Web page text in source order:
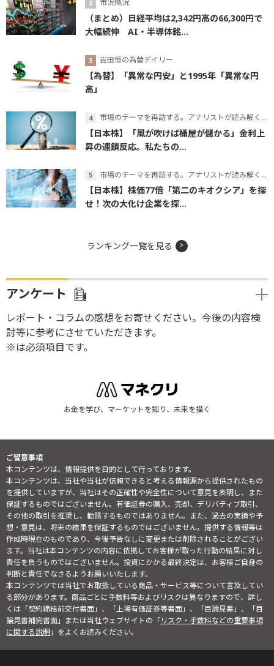
市況概況
（まとめ）日経平均は2,342円高の66,300円で
大幅続伸 AI・半導体銘...
吉田恒の為替デイリー
【為替】「異常な円安」と1995年「異常な円
高」
市場のテーマを再訪する。アナリストが読み解くテーマの本質
【日本株】「風が吹けば桶屋が儲かる」金利上
昇の連鎖反応。私たちの...
市場のテーマを再訪する。アナリストが読み解くテーマの本質
【日本株】株価77倍「第二のキオクシア」を探
せ！次の大化け企業を探...
ランキング一覧を見る
アンケート
レポート・コラムの感想をお寄せください。今後の内容検
討等に参考にさせていただきます。
※は必須項目です。
お金を学び、マーケットを知り、未来を描く
ご留意事項
本コンテンツは、情報提供を目的として行っております。
本コンテンツは、当社や当社が信頼できると考える情報源から提供されたもの
を提供していますが、当社はその正確性や完全性について意見を表明し、また
保証するものではございません。有価証券の購入、売却、デリバティブ取引、
その他の取引を推奨し、勧誘するものではありません。また、過去の実績や予
想・意見は、将来の結果を保証するものではございません。提供する情報等は
作成時現在のものであり、今後予告なしに変更または削除されることがござい
ます。当社は本コンテンツの内容に依拠してお客様が取った行動の結果に対し
責任を負うものではございません。投資にかかる最終決定は、お客様ご自身の
判断と責任でなさるようお願いいたします。
本コンテンツでは当社でお取扱している商品・サービス等について言及してい
る部分があります。商品ごとに手数料等およびリスクは異なりますので、詳し
くは「契約締結前交付書面」、「上場有価証券等書面」、「目論見書」、「目
論見書補完書面」または当社ウェブサイトの「リスク・手数料などの重要事項
に関する説明」をよくお読みください。